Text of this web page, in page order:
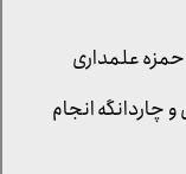
حمزه علمداری
چاردانگه انجام